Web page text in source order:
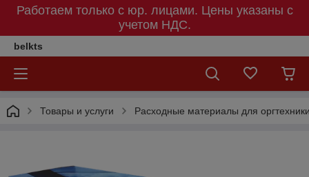
Работаем только с юр. лицами. Цены указаны c
учетом НДС.
belkts
Товары и услуги Расходные материалы для